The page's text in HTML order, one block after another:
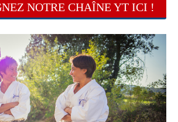
NOTRE CHAÎNE YT ICI !